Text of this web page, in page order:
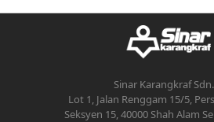
Sinar Karangkraf
Lot 1, Jalan Renggam 15/5,
Seksyen 15, 40000 Shah Alam